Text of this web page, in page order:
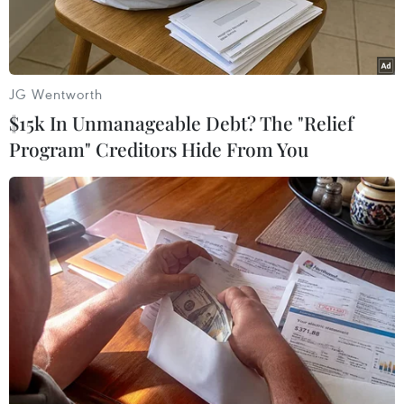
Xe tăng Leopard 2 tại trung tâm huấn luyện ở Augustdorf, Đức,
ngày 1/2/2023. (Ảnh: AFP/TTXVN)
Lần đầu tiên kể từ năm 1992, Đức sẽ đáp ứng
đúng chỉ tiêu quốc phòng do Tổ chức Hiệp ước
Bắc Đại Tây dương (NATO) đặt ra là 2% Tổng
JG Wentworth
$15k In Unmanageable Debt? The "Relief
Program" Creditors Hide From You